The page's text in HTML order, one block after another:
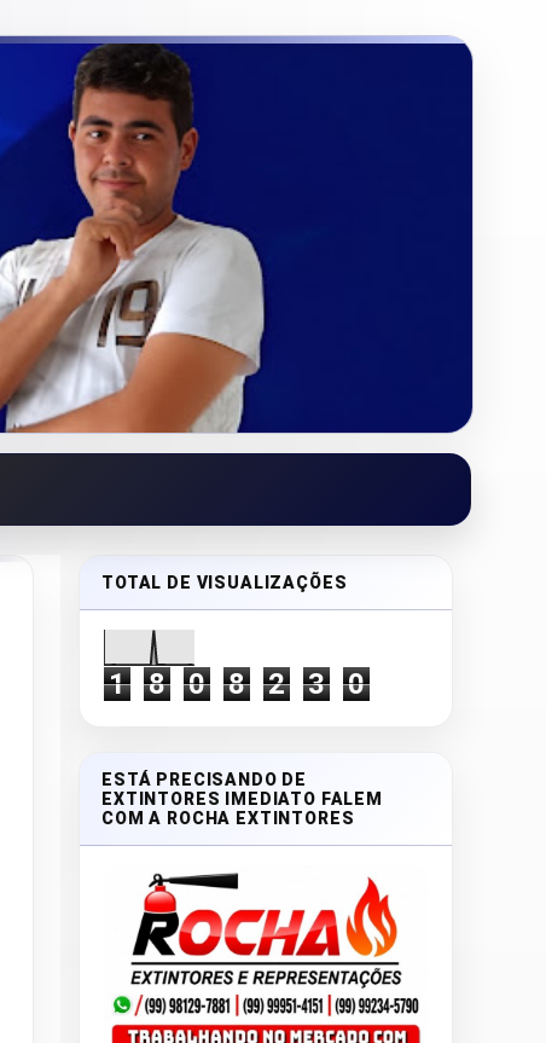
TOTAL DE VISUALIZAÇÕES
1 8 0 8 2 3 0
ESTÁ PRECISANDO DE
EXTINTORES IMEDIATO FALEM
COM A ROCHA EXTINTORES